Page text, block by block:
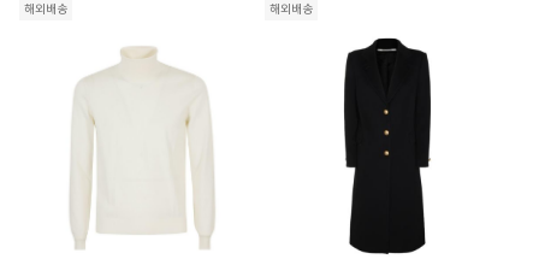
해외배송 해외배송